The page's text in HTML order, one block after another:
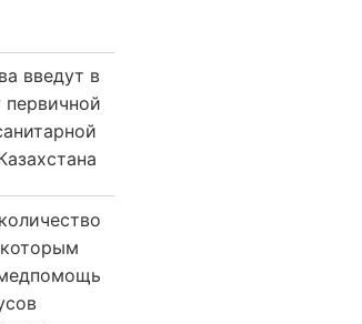
введут в
первичной